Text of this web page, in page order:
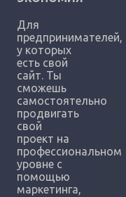
Для
предпринимателей,
у которых
есть свой
сайт. Ты
сможешь
самостоятельно
продвигать
свой
проект на
профессиональном
уровне с
помощью
маркетинга,